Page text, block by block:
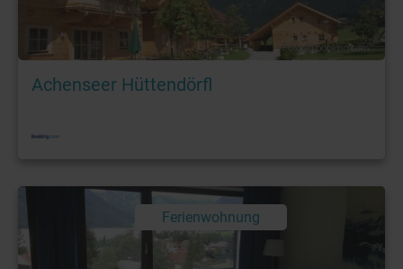
Foto: © booking.com
Achenseer Hüttendörfl
Ferienwohnung